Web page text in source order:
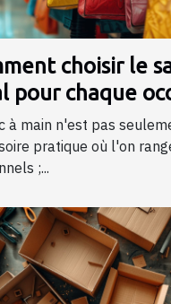
choisir le
pour chaque
à main n'est pas
pratique où l'on
;...